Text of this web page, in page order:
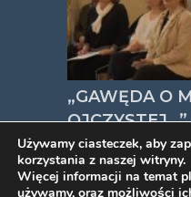
„GAWĘDA O
okazji 100-
Szymborskie
Używamy ciasteczek, aby
korzystania z naszej witryny.
Więcej informacji na temat
używamy, oraz możliwości